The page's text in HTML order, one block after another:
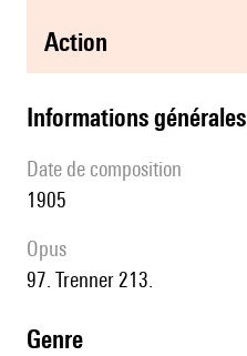
action
informations générales
date de composition
1905
Opus
97. Trenner 213.
genre